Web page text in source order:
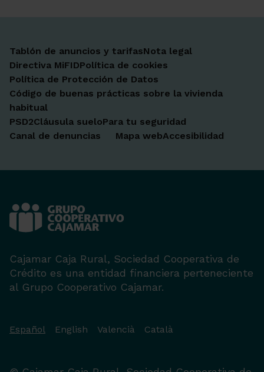
Tablón de anuncios y tarifasNota legal
Directiva MiFIDPolítica de cookies
Política de Protección de Datos
Código de buenas prácticas sobre la vivienda
habitual
PSD2Cláusula sueloPara tu seguridad
Canal de denuncias
Mapa webAccesibilidad
Cajamar Caja Rural, Sociedad Cooperativa de
Crédito es una entidad financiera perteneciente
al Grupo Cooperativo Cajamar.
Español English Valencià Català